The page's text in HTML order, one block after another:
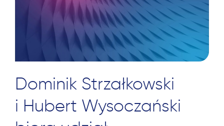
Dominik Strzałkowski
i Hubert Wysoczański